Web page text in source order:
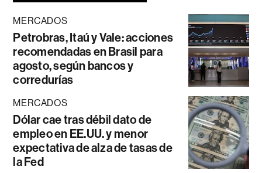
MERCADOS
Petrobras, Itaú y Vale: acciones
recomendadas en Brasil para
agosto, según bancos y
corredurías
MERCADOS
Dólar cae tras débil dato de
empleo en EE.UU. y menor
expectativa de alza de tasas de
la Fed